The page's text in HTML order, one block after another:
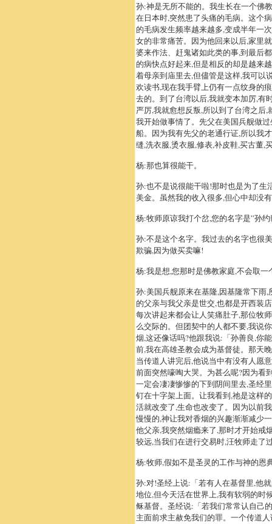
孙:神是无所不能的。我生长在一个佛
在日本时,突然患了头痛的毛病。这个
的毛病发生频率越来越多,变成半年一
女的非常痛苦。因为他回来以后,家里
婆来作法、赶鬼诸如此类的事,到最后
的病快点好起来,但是相反的却是越来
着母亲到庙里去,但儘管是这样,我可以
欢读书,现在我手臂上仍有一点纹身的
去的。到了台湾以后,我就变本加厉,有
严厉,我就愈想反叛,所以到了台湾之后
我开始做事情了。先父在美国兵舰做
船。因为我有先父的老通行证,所以我
缝,洗衣服,烫衣服,修表,补皮鞋,买古董,
杨:那也算很能干。
孙:也不是说很能干啦!那时也是为了生
美金。虽然我的收入很多,但心中却没
杨:牧师原谅我打个岔,您的名字是”孙
孙:不是这个名字。我过去的名字也很
欺骗,因为做买卖嘛!
杨:我是想,您那时是佛教家庭,不会取
孙:美国兵舰原来在基隆,因基隆常下
的父亲与我父亲是世交,也都是开西装
每次讲起来都会让人笑痛肚子,那位牧
么交际的。但团契中的人都不要,我说
烟,这还像话吗?他跟我说:「孙善良,你
前,我在高雄圣教会成为基督徒。那天
当传道人讲完后,他说当中有没有人愿
前面突然嚎啕大哭。为甚么呢?因为看
一定会凄凄惨惨的下到阴间里去,圣经
钉在十字架上面。让我看到,祂是这样
活就改变了,生命也改变了。因为以前
慢慢的,神让我对香烟的兴趣渐渐减少
他父亲,我突然烟瘾来了,那时才开始戒
较远,当我们在进行交易时,汪牧师走了
杨:牧师,假如不是圣灵的工作与神的恩
孙:对!圣经上说:「若有人在基督里,他
地位,但今天活在世界上,我有软弱的时
稣基督。圣经说:「若我们常常认自己
主面前求主赦免我们的罪。一个传道